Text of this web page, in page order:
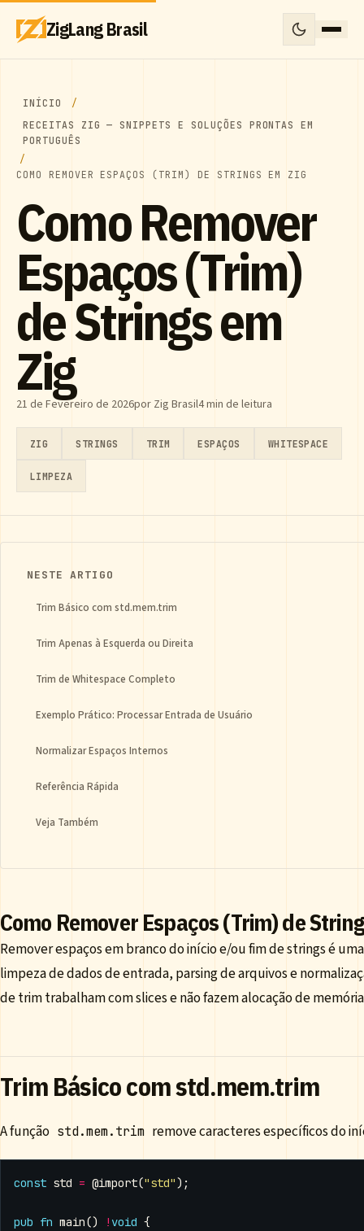
ZigLang Brasil
INÍCIO
RECEITAS ZIG — SNIPPETS E SOLUÇÕES PRONTAS EM
PORTUGUÊS
COMO REMOVER ESPAÇOS (TRIM) DE STRINGS EM ZIG
Como Remover
Espaços (Trim)
de Strings em
Zig
21 de Fevereiro de 2026por Zig Brasil4 min de leitura
ZIG STRINGS TRIM ESPAÇOS WHITESPACE
LIMPEZA
NESTE ARTIGO
Trim Básico com std.mem.trim
Trim Apenas à Esquerda ou Direita
Trim de Whitespace Completo
Exemplo Prático: Processar Entrada de Usuário
Normalizar Espaços Internos
Referência Rápida
Veja Também
Como Remover Espaços (Trim) de
Remover espaços em branco do início e/ou fim de strings é
limpeza de dados de entrada, parsing de arquivos e
de trim trabalham com slices e não fazem alocação de
Trim Básico com std.mem.trim
A função std.mem.trim remove caracteres específicos do
const std = @import("std");
pub fn main() ! void {